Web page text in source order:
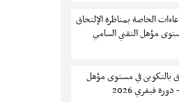
باب الترشح لقبول
سبتمبر 2026
الخاصة بمناظرة الإلتحاق
مؤهل التقني السامي
بالتكوين في مستوى مؤهل
فيفري 2026